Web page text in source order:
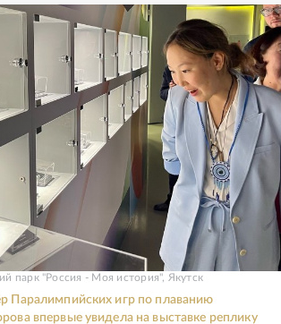
парк "Россия - Моя история", Якутск
Паралимпийских игр по плаванию
впервые увидела на выставке реплику